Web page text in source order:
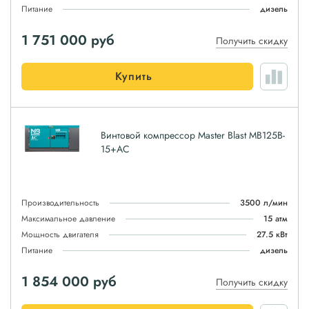
Питание
дизель
1 751 000 руб Получить скидку
Купить
Винтовой компрессор Master Blast MB125B-
15+AC
Производительность
3500 л/мин
Максимальное давление
15 атм
Мощность двигателя
27.5 кВт
Питание
дизель
1 854 000 руб Получить скидку